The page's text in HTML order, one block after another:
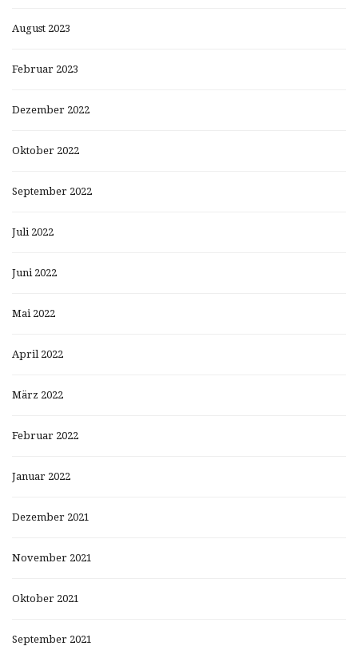
August 2023
Februar 2023
Dezember 2022
Oktober 2022
September 2022
Juli 2022
Juni 2022
Mai 2022
April 2022
März 2022
Februar 2022
Januar 2022
Dezember 2021
November 2021
Oktober 2021
September 2021